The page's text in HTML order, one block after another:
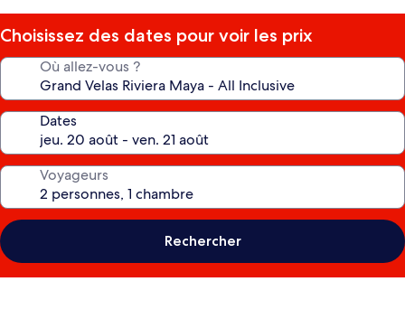
Choisissez des dates pour voir les prix
Où allez-vous ?
Dates
Voyageurs
Rechercher